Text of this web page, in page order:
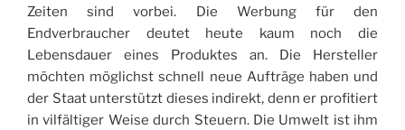
Zeiten sind vorbei. Die Werbung für den
Endverbraucher deutet heute kaum noch die
Lebensdauer eines Produktes an. Die Hersteller
möchten möglichst schnell neue Aufträge haben und
der Staat unterstützt dieses indirekt, denn er profitiert
in vilfältiger Weise durch Steuern. Die Umwelt ist ihm